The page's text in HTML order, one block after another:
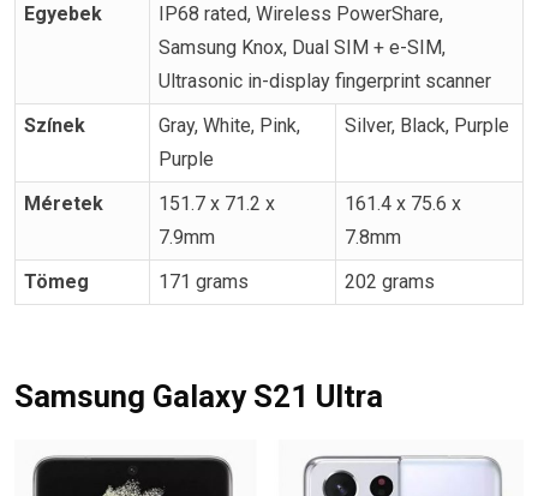
Egyebek
IP68 rated, Wireless PowerShare,
Samsung Knox, Dual SIM + e-SIM,
Ultrasonic in-display fingerprint scanner
Színek
Gray, White, Pink,
Purple
Silver, Black, Purple
Méretek
151.7 x 71.2 x
7.9mm
161.4 x 75.6 x
7.8mm
Tömeg
171 grams 202 grams
Samsung Galaxy S21 Ultra